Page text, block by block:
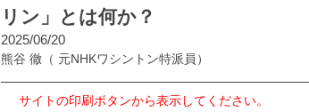
リン」とは何か？
2025/06/20
熊谷 徹 （ 元NHKワシントン特派員）
サイトの印刷ボタンから表示してください。